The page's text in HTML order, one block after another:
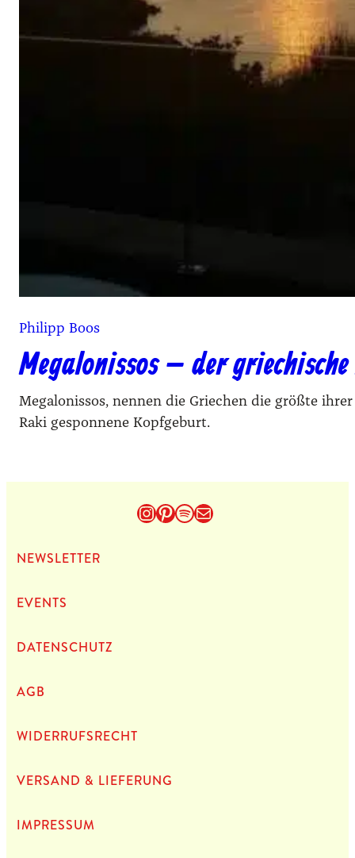
Philipp Boos
Megalonissos – der
Megalonissos, nennen die Griechen die größte
Raki gesponnene Kopfgeburt.
Instagram
Pinterest
Spotify
E-Mail
NEWS­LET­TER
EVENTS
DATEN­SCHUTZ
AGB
WIDERRUFSRECHT
VERSAND & LIEFERUNG
IMPRES­SUM